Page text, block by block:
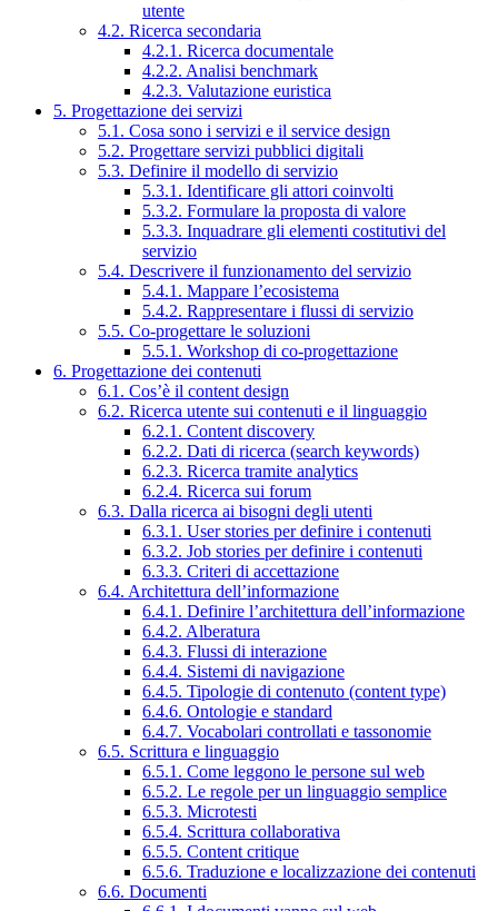
utente
4.2. Ricerca secondaria
4.2.1. Ricerca documentale
4.2.2. Analisi benchmark
4.2.3. Valutazione euristica
5. Progettazione dei servizi
5.1. Cosa sono i servizi e il service design
5.2. Progettare servizi pubblici digitali
5.3. Definire il modello di servizio
5.3.1. Identificare gli attori coinvolti
5.3.2. Formulare la proposta di valore
5.3.3. Inquadrare gli elementi costitutivi del
servizio
5.4. Descrivere il funzionamento del servizio
5.4.1. Mappare l’ecosistema
5.4.2. Rappresentare i flussi di servizio
5.5. Co-progettare le soluzioni
5.5.1. Workshop di co-progettazione
6. Progettazione dei contenuti
6.1. Cos’è il content design
6.2. Ricerca utente sui contenuti e il linguaggio
6.2.1. Content discovery
6.2.2. Dati di ricerca (search keywords)
6.2.3. Ricerca tramite analytics
6.2.4. Ricerca sui forum
6.3. Dalla ricerca ai bisogni degli utenti
6.3.1. User stories per definire i contenuti
6.3.2. Job stories per definire i contenuti
6.3.3. Criteri di accettazione
6.4. Architettura dell’informazione
6.4.1. Definire l’architettura dell’informazione
6.4.2. Alberatura
6.4.3. Flussi di interazione
6.4.4. Sistemi di navigazione
6.4.5. Tipologie di contenuto (content type)
6.4.6. Ontologie e standard
6.4.7. Vocabolari controllati e tassonomie
6.5. Scrittura e linguaggio
6.5.1. Come leggono le persone sul web
6.5.2. Le regole per un linguaggio semplice
6.5.3. Microtesti
6.5.4. Scrittura collaborativa
6.5.5. Content critique
6.5.6. Traduzione e localizzazione dei contenuti
6.6. Documenti